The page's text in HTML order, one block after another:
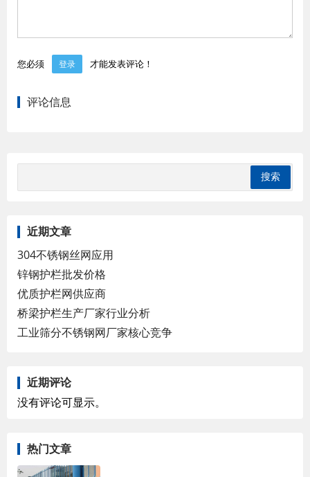
您必须 登录 才能发表评论！
评论信息
近期文章
304不锈钢丝网应用
锌钢护栏批发价格
优质护栏网供应商
桥梁护栏生产厂家行业分析
工业筛分不锈钢网厂家核心竞争
近期评论
没有评论可显示。
热门文章